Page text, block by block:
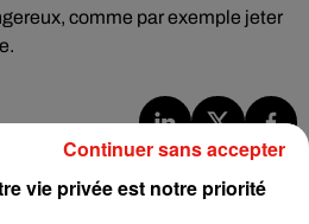
comme par exemple jeter
vie privée est notre priorité
Continuer sans accepter